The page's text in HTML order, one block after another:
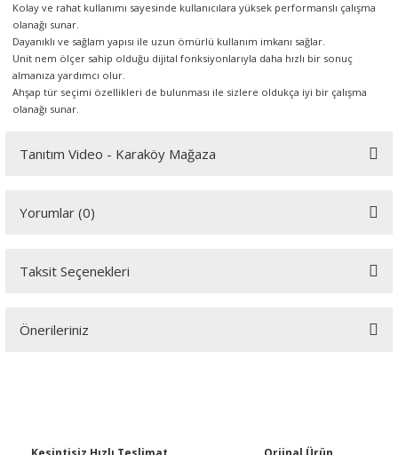
Kolay ve rahat kullanımı sayesinde kullanıcılara yüksek performanslı çalışma
olanağı sunar.
Dayanıklı ve sağlam yapısı ile uzun ömürlü kullanım imkanı sağlar.
Unit nem ölçer sahip olduğu dijital fonksiyonlarıyla daha hızlı bir sonuç
almanıza yardımcı olur.
Ahşap tür seçimi özellikleri de bulunması ile sizlere oldukça iyi bir çalışma
olanağı sunar.
Tanıtım Video - Karaköy Mağaza
Yorumlar (0)
Bu ürüne ilk yorumu siz yapın!
Taksit Seçenekleri
Önerileriniz